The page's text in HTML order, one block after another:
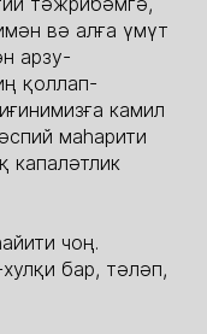
вә алға үмүт
арзу-
қоллап-
камил
маһарити
капаләтлик
чоң.
бар, тәләп,